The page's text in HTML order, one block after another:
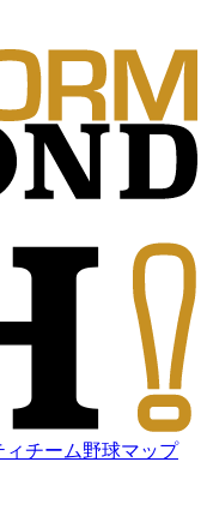
ィチーム野球マップ